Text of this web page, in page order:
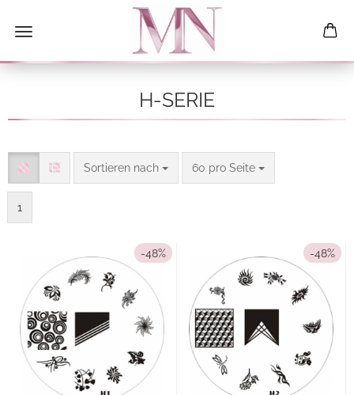
H-SERIE
Sortieren nach
Sortieren nach 60 pro Seite
pro Seite
1
-48% -48%